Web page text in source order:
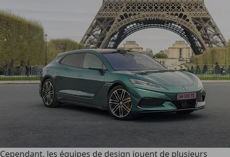
Cependant, les équipes de design jouent de plusieurs